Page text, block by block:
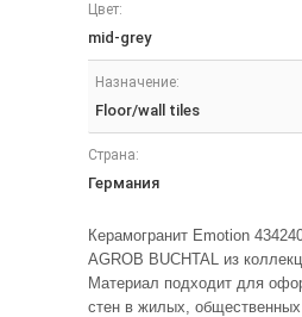
Цвет:
mid-grey
Назначение:
Floor/wall tiles
Страна:
Германия
Керамогранит Emotion
AGROB BUCHTAL из
Материал подходит для
стен в жилых,